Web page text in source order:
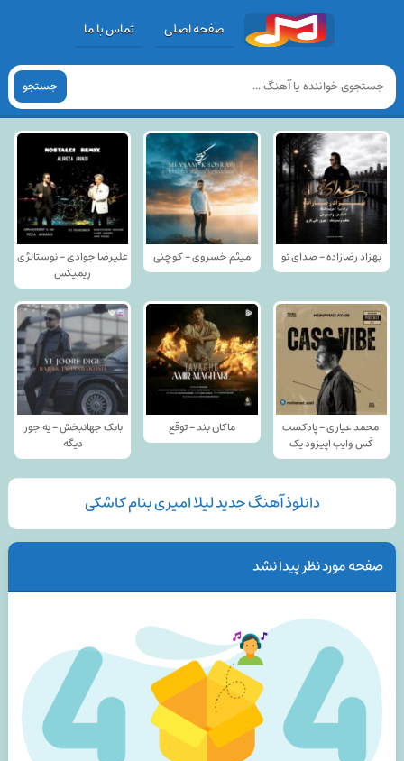
صفحه اصلی تماس با ما
جستجو
بهزاد رضازاده - صدای تو میثم خسروی - کوچنی
علیرضا جوادی - نوستالژی
ریمیکس
محمد عیاری - پادکست
کَس وایب اپیزود یک
ماکان بند - توقع
بابک جهانبخش - یه جور
دیگه
دانلوذ آهنگ جدید لیلا امیری بنام کاشکی
صفحه مورد نظر پیدا نشد